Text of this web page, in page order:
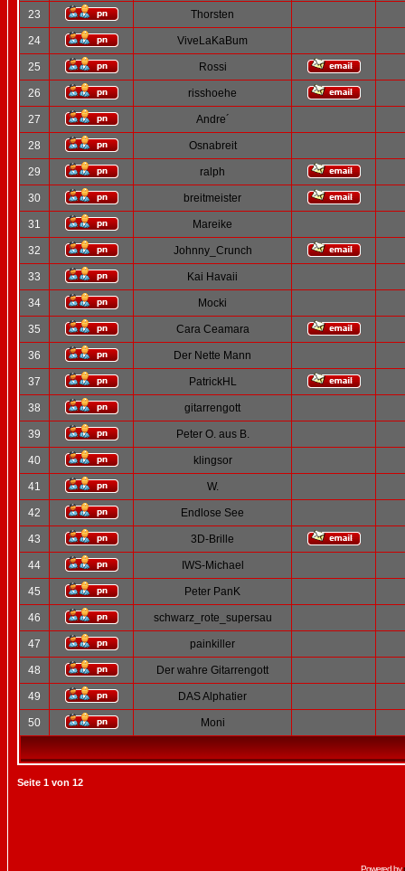
23 Thorsten
24 ViveLaKaBum
25 Rossi
26 risshoehe
27 Andre´
28 Osnabreit
29 ralph
30 breitmeister
31 Mareike
32 Johnny_Crunch
33 Kai Havaii
34 Mocki
35 Cara Ceamara
36 Der Nette Mann
37 PatrickHL
38 gitarrengott
39 Peter O. aus B.
40 klingsor
41 W.
42 Endlose See
43 3D-Brille
44 IWS-Michael
45 Peter PanK
46 schwarz_rote_supersau
47 painkiller
48 Der wahre Gitarrengott
49 DAS Alphatier
50 Moni
Seite 1 von 12
Powered by